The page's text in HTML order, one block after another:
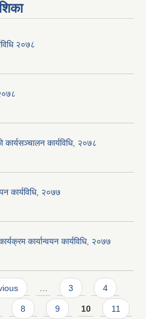
२०७८
कार्यविधि, २०७८
कार्यविधि, २०७७
कार्यान्वयन कार्यविधि, २०७७
3 4
8 9 10 11